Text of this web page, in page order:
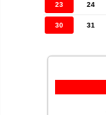
23 24
30 31